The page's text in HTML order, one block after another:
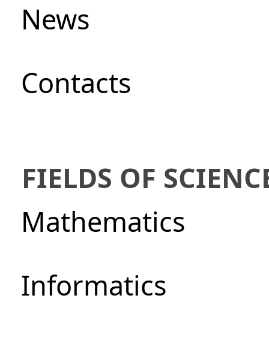
News
Сontacts
FIELDS OF
Mathematics
Informatics